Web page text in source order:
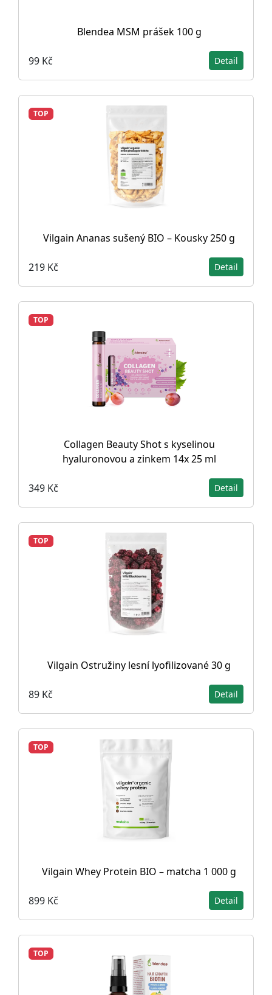
Blendea MSM prášek 100 g
99 Kč Detail
TOP
Vilgain Ananas sušený BIO – Kousky 250 g
219 Kč Detail
TOP
Collagen Beauty Shot s kyselinou
hyaluronovou a zinkem 14x 25 ml
349 Kč Detail
TOP
Vilgain Ostružiny lesní lyofilizované 30 g
89 Kč Detail
TOP
Vilgain Whey Protein BIO – matcha 1 000 g
899 Kč Detail
TOP